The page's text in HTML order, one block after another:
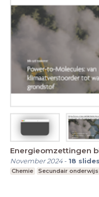
Energieomzettingen
November 2024- 18 slides
Chemie Secundair onderwijs